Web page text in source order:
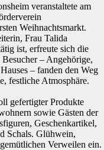
veranstaltete am
Weihnachtsmarkt.
Frau Talida
ist, erfreute sich die
– Angehörige,
– fanden den Weg
festliche Atmosphäre.
gefertigter Produkte
sowie Gästen der
Geschenkartikel,
Schals. Glühwein,
Verweilen ein.